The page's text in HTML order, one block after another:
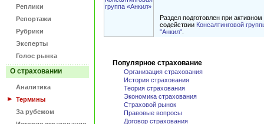
Реплики
Репортажи
Рубрики
Эксперты
Голос рынка
О страховании
Аналитика
Термины
За рубежом
Раздел подготовлен при активном
содействии Консалтинговой
"Анкил"
Популярное страхование
Организация страхования
История страхования
Теория страхования
Экономика страхования
Страховой рынок
Правовые вопросы
Договор страхования